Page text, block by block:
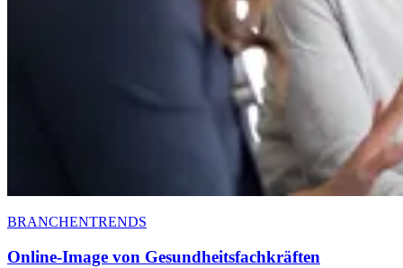
BRANCHENTRENDS
Online-Image von Gesundheitsfachkräften